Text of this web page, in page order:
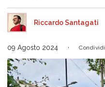
Riccardo Santagati
09 Agosto 2024 Condividi